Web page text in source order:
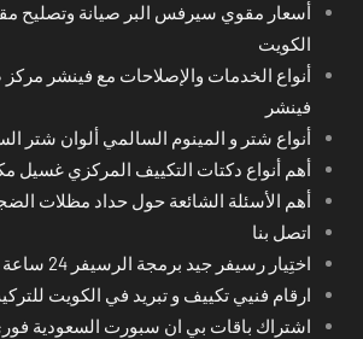
أسعار مقوي سيرفس البر صيانة وتصليح
الكويت
أنواع الخدمات والإصلاحات مع فينشر
فينشر
أنواع شتر و المينوم السالمي ألوان شتر
أهم أنواع دكتات التكييف المركزي غسيل
أهم الأسئلة الشائعة حول حداد مظلات
اتصل بنا
اختِيار رسيفر جيد برمجة الرسيفر 24 ساعة في الكويت
ارقام فنيي تكييف و تبريد في الكويت
اشتراك باقات بي ان سبورت السعودية